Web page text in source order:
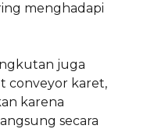
menghadapi
juga
conveyor karet,
karena
secara